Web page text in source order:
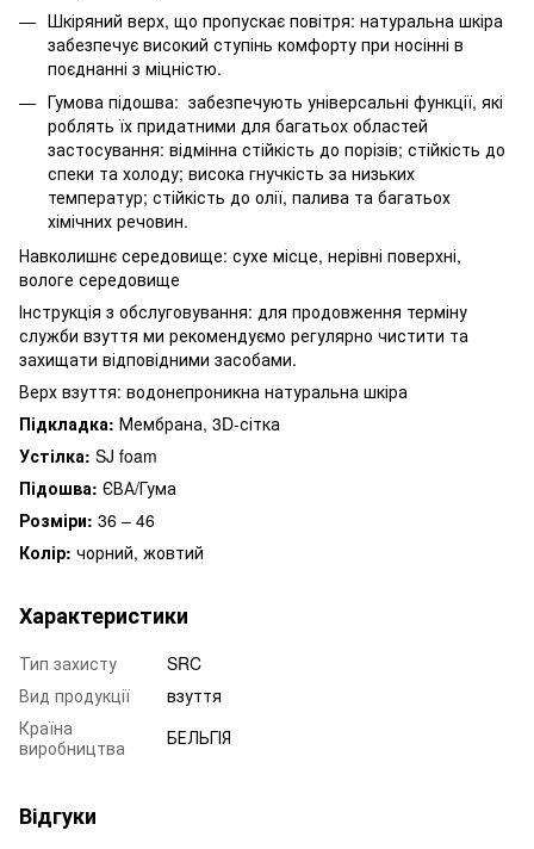
Шкіряний верх, що пропускає повітря: натуральна шкіра
забезпечує високий ступінь комфорту при носінні в
поєднанні з міцністю.
Гумова підошва: забезпечують універсальні функції, які
роблять їх придатними для багатьох областей
застосування: відмінна стійкість до порізів; стійкість до
спеки та холоду; висока гнучкість за низьких
температур; стійкість до олії, палива та багатьох
хімічних речовин.
Навколишнє середовище: сухе місце, нерівні поверхні,
вологе середовище
Інструкція з обслуговування: для продовження терміну
служби взуття ми рекомендуємо регулярно чистити та
захищати відповідними засобами.
Верх взуття: водонепроникна натуральна шкіра
Підкладка: Мембрана, 3D-сітка
Устілка: SJ foam
Підошва: ЄВА/Гума
Розміри: 36 – 46
Колір: чорний, жовтий
Характеристики
Тип захисту
SRC
Вид продукції
взуття
Країна
виробництва
БЕЛЬГІЯ
Відгуки